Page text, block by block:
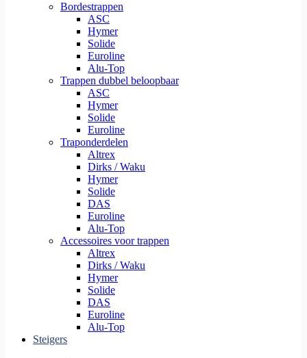
Bordestrappen
ASC
Hymer
Solide
Euroline
Alu-Top
Trappen dubbel beloopbaar
ASC
Hymer
Solide
Euroline
Traponderdelen
Altrex
Dirks / Waku
Hymer
Solide
DAS
Euroline
Alu-Top
Accessoires voor trappen
Altrex
Dirks / Waku
Hymer
Solide
DAS
Euroline
Alu-Top
Steigers